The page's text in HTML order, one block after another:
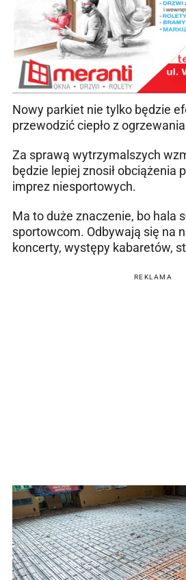
Nowy parkiet nie tylko będzie
przewodzić ciepło z
Za sprawą wytrzymalszych
będzie lepiej znosił obciążenia
imprez niesportowych.
Ma to duże znaczenie, bo hala
sportowcom. Odbywają się na
koncerty, występy kabaretów,
REKLAMA